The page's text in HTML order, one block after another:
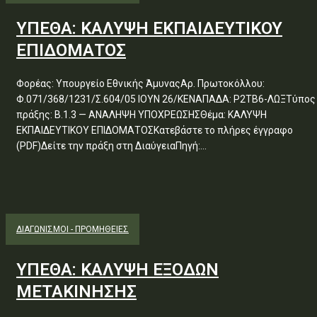
ΥΠΕΘΑ: ΚΑΛΥΨΗ ΕΚΠΑΙΔΕΥΤΙΚΟΥ
ΕΠΙΔΟΜΑΤΟΣ
Φορέας: Υπουργείο Εθνικής ΆμυναςΑρ. Πρωτοκόλλου:
Φ.071/368/1231/Σ.604/05 ΙΟΥΝ 26/ΚΕΝΑΠΑΔΑ: Ρ2ΤΒ6-ΛΩΞΤύπος
πράξης: Β.1.3 — ΑΝΑΛΗΨΗ ΥΠΟΧΡΕΩΣΗΣΘέμα: ΚΑΛΥΨΗ
ΕΚΠΑΙΔΕΥΤΙΚΟΥ ΕΠΙΔΟΜΑΤΟΣΚατεβάστε το πλήρες έγγραφο
(PDF)Δείτε την πράξη στη ΔιαύγειαΠηγή:...
ΔΙΑΓΩΝΙΣΜΟΊ - ΠΡΟΜΉΘΕΙΕΣ
ΥΠΕΘΑ: ΚΑΛΥΨΗ ΕΞΟΔΩΝ
ΜΕΤΑΚΙΝΗΣΗΣ